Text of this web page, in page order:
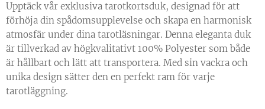
Upptäck vår exklusiva tarotkortsduk, designad för att
förhöja din spådomsupplevelse och skapa en harmonisk
atmosfär under dina tarotläsningar. Denna eleganta duk
är tillverkad av högkvalitativt 100% Polyester som både
är hållbart och lätt att transportera. Med sin vackra och
unika design sätter den en perfekt ram för varje
tarotläggning.